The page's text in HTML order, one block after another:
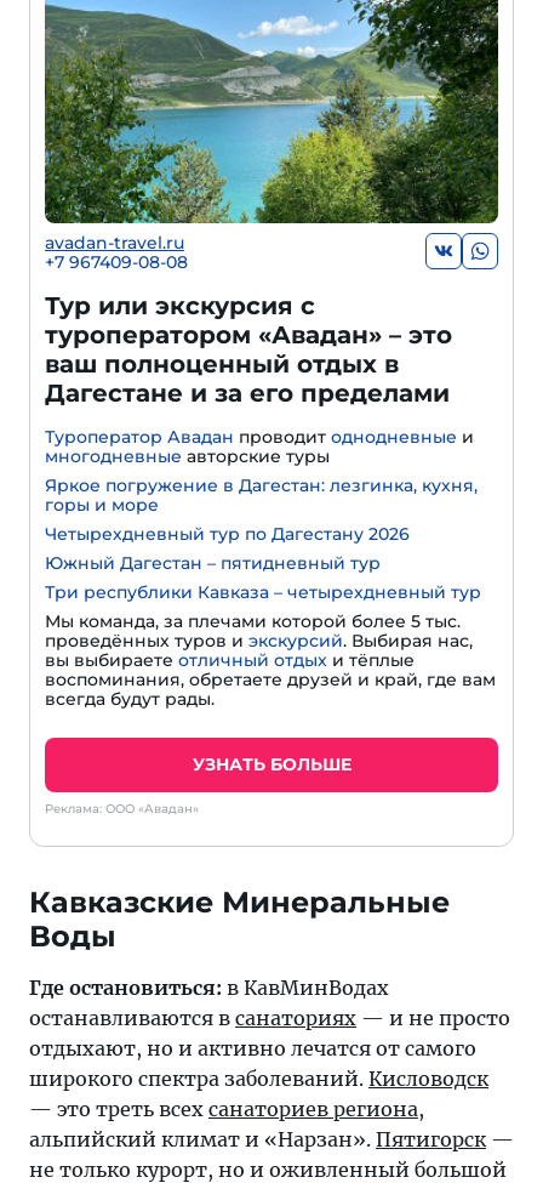
avadan-travel.ru
+7 967409-08-08
Тур или экскурсия с
туроператором «Авадан» – это
ваш полноценный отдых в
Дагестане и за его пределами
Туроператор Авадан проводит однодневные и
многодневные авторские туры
Яркое погружение в Дагестан: лезгинка, кухня,
горы и море
Четырехдневный тур по Дагестану 2026
Южный Дагестан – пятидневный тур
Три республики Кавказа – четырехдневный тур
Мы команда, за плечами которой более 5 тыс.
проведённых туров и экскурсий. Выбирая нас,
вы выбираете отличный отдых и тёплые
воспоминания, обретаете друзей и край, где вам
всегда будут рады.
УЗНАТЬ БОЛЬШЕ
Реклама: ООО «Авадан»
Кавказские Минеральные
Где остановиться: в КавМинВодах
останавливаются в санаториях — и не просто
отдыхают, но и активно лечатся от самого
широкого спектра заболеваний. Кисловодск
— это треть всех санаториев региона,
альпийский климат и «Нарзан». Пятигорск—
не только курорт, но и оживленный большой